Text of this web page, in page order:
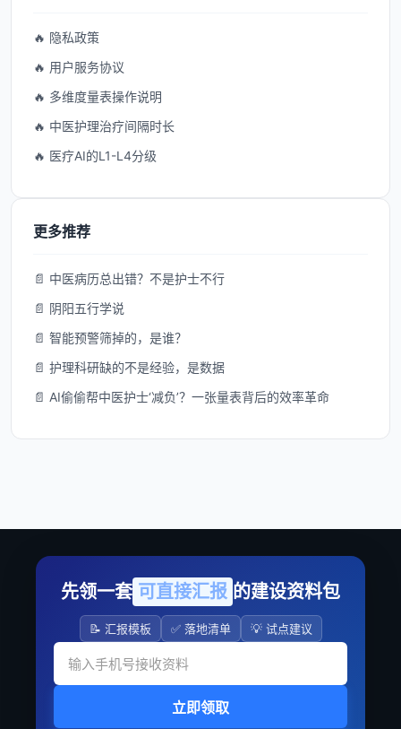
🔥 隐私政策
🔥 用户服务协议
🔥 多维度量表操作说明
🔥 中医护理治疗间隔时长
🔥 医疗AI的L1-L4分级
更多推荐
📄 中医病历总出错？不是护士不行
📄 阴阳五行学说
📄 智能预警筛掉的，是谁？
📄 护理科研缺的不是经验，是数据
📄 AI偷偷帮中医护士‘减负’？一张量表背后的效率革命
先领一套 可直接汇报 的建设资料包
📝 汇报模板 ✅ 落地清单 💡 试点建议
立即领取